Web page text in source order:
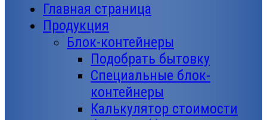
Главная страница
Продукция
Блок-контейнеры
Подобрать бытовку
Специальные блок-
контейнеры
Калькулятор стоимости